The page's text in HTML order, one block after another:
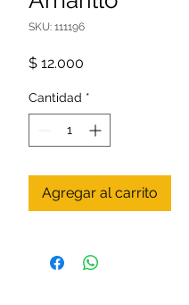
SKU: 111196
$ 12.000
Cantidad *
Agregar al carrito